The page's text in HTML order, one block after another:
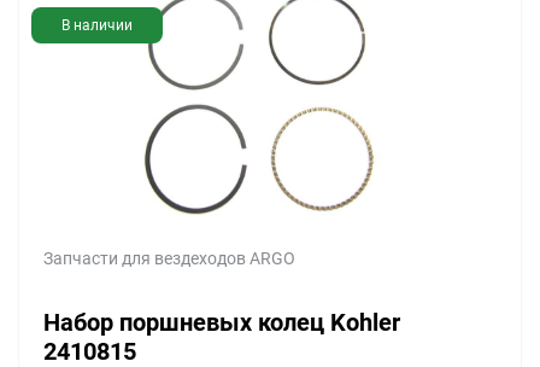
В наличии
Запчасти для вездеходов ARGO
Набор поршневых колец Kohler
2410815